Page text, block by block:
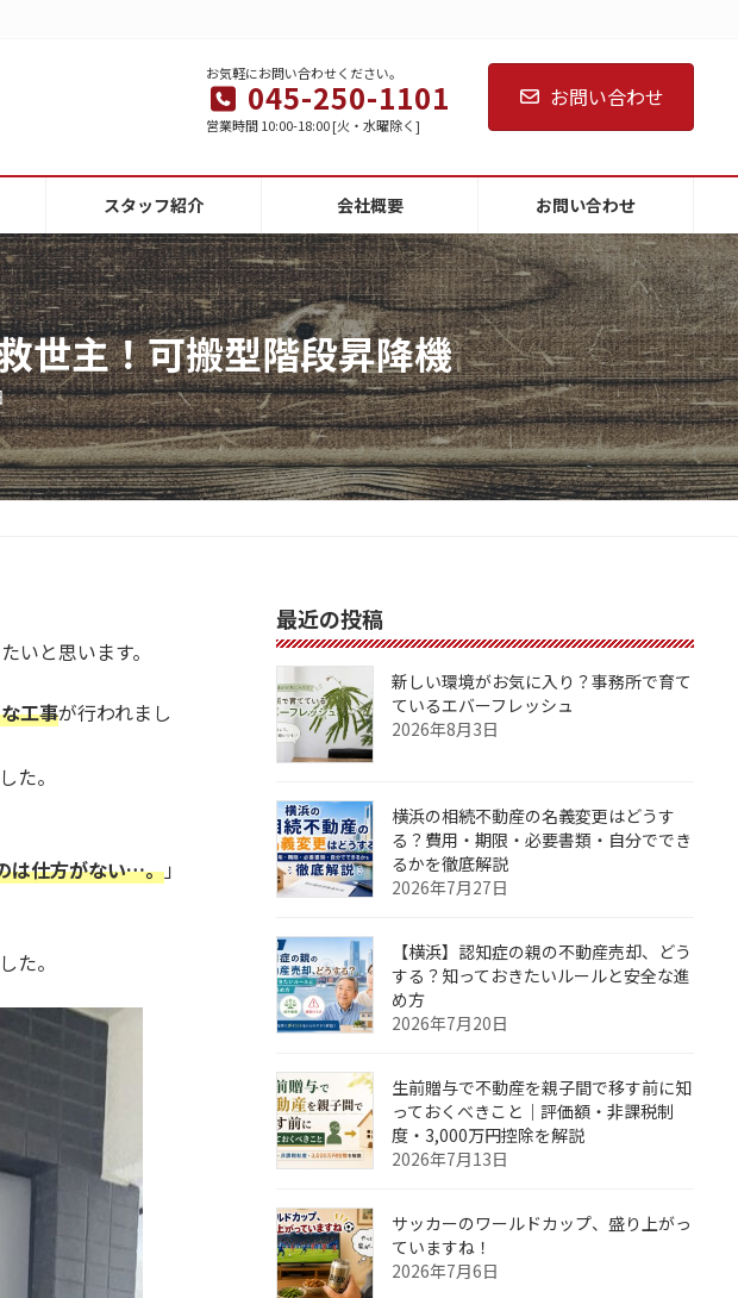
お気軽にお問い合わせください。
045-250-1101
営業時間 10:00-18:00 [火・水曜除く]
お問い合わせ
スタッフ紹介 会社概要 お問い合わせ
世主！可搬型階段昇降機
いと思います。
工事が行われまし
た。
は仕方がない…。」
た。
最近の投稿
新しい環境がお気に入り？事務所で育て
ているエバーフレッシュ
2026年8月3日
横浜の相続不動産の名義変更はどうす
る？費用・期限・必要書類・自分ででき
るかを徹底解説
2026年7月27日
【横浜】認知症の親の不動産売却、どう
する？知っておきたいルールと安全な進
め方
2026年7月20日
生前贈与で不動産を親子間で移す前に知
っておくべきこと｜評価額・非課税制
度・3,000万円控除を解説
2026年7月13日
サッカーのワールドカップ、盛り上がっ
ていますね！
2026年7月6日